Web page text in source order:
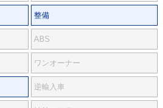
整備
ABS
ワンオーナー
逆輸入車